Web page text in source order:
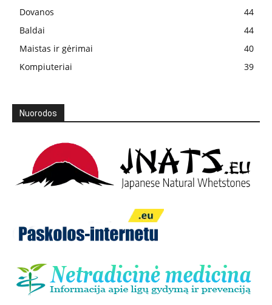
Dovanos
44
Baldai
44
Maistas ir gėrimai
40
Kompiuteriai
39
Nuorodos